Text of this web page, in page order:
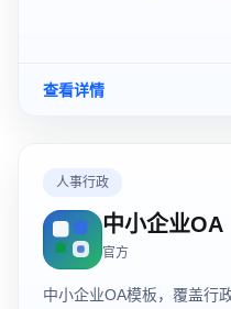
查看详情
人事行政
中小企业OA
官方
中小企业OA模板，覆盖行